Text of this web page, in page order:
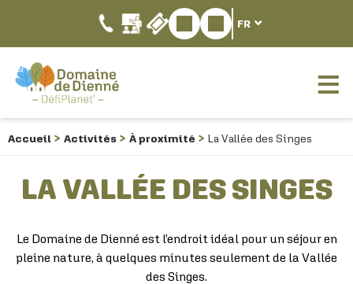
FR
Accueil Activités À proximité La Vallée des Singes
LA VALLÉE DES SINGES
Le Domaine de Dienné est l’endroit idéal pour un séjour en
pleine nature, à quelques minutes seulement de la Vallée
des Singes.